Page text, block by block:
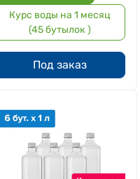
Курс воды на 1 месяц
(45 бутылок )
Под заказ